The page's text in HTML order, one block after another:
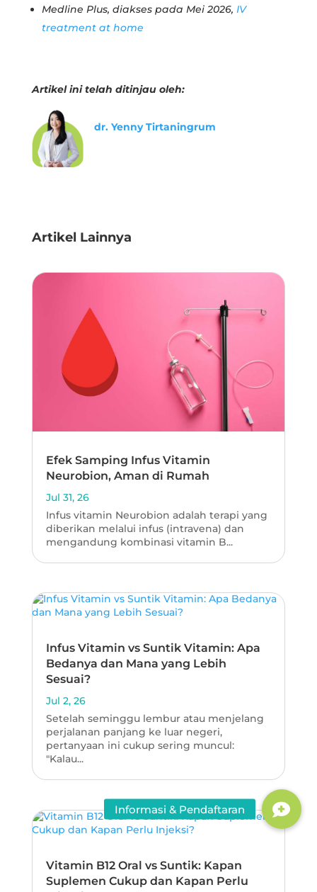
Medline Plus, diakses pada Mei 2026, IV
treatment at home
Artikel ini telah ditinjau oleh:
dr. Yenny Tirtaningrum
Artikel Lainnya
Efek Samping Infus Vitamin
Neurobion, Aman di Rumah
Jul 31, 26
Infus vitamin Neurobion adalah terapi yang
diberikan melalui infus (intravena) dan
mengandung kombinasi vitamin B...
Infus Vitamin vs Suntik Vitamin: Apa
Bedanya dan Mana yang Lebih
Sesuai?
Jul 2, 26
Setelah seminggu lembur atau menjelang
perjalanan panjang ke luar negeri,
pertanyaan ini cukup sering muncul:
"Kalau...
Vitamin B12 Oral vs Suntik: Kapan
Suplemen Cukup dan Kapan Perlu